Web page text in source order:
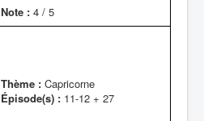
Note : 4 / 5
Thème : Capricorne
Épisode(s) : 11-12 + 27